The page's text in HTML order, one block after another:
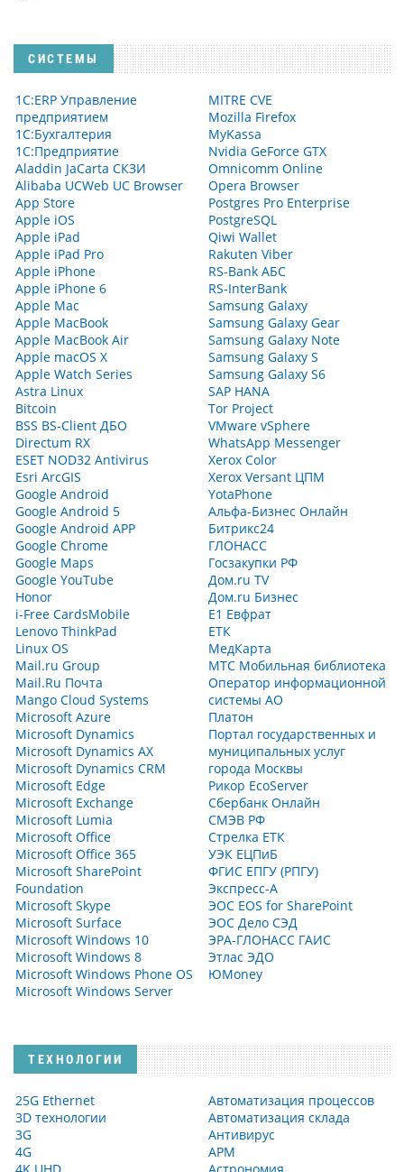
СИСТЕМЫ
1С:ERP Управление
предприятием
1С:Бухгалтерия
1С:Предприятие
Aladdin JaCarta СКЗИ
Alibaba UCWeb UC Browser
App Store
Apple iOS
Apple iPad
Apple iPad Pro
Apple iPhone
Apple iPhone 6
Apple Mac
Apple MacBook
Apple MacBook Air
Apple macOS X
Apple Watch Series
Astra Linux
Bitcoin
BSS BS-Client ДБО
Directum RX
ESET NOD32 Antivirus
Esri ArcGIS
Google Android
Google Android 5
Google Android APP
Google Chrome
Google Maps
Google YouTube
Honor
i-Free CardsMobile
Lenovo ThinkPad
Linux OS
Mail.ru Group
Mail.Ru Почта
Mango Cloud Systems
Microsoft Azure
Microsoft Dynamics
Microsoft Dynamics AX
Microsoft Dynamics CRM
Microsoft Edge
Microsoft Exchange
Microsoft Lumia
Microsoft Office
Microsoft Office 365
Microsoft SharePoint
Foundation
Microsoft Skype
Microsoft Surface
Microsoft Windows 10
Microsoft Windows 8
Microsoft Windows Phone OS
Microsoft Windows Server
MITRE CVE
Mozilla Firefox
MyKassa
Nvidia GeForce GTX
Omnicomm Online
Opera Browser
Postgres Pro Enterprise
PostgreSQL
Qiwi Wallet
Rakuten Viber
RS-Bank АБС
RS-InterBank
Samsung Galaxy
Samsung Galaxy Gear
Samsung Galaxy Note
Samsung Galaxy S
Samsung Galaxy S6
SAP HANA
Tor Project
VMware vSphere
WhatsApp Messenger
Xerox Color
Xerox Versant ЦПМ
YotaPhone
Альфа-Бизнес Онлайн
Битрикс24
ГЛОНАСС
Госзакупки РФ
Дом.ru TV
Дом.ru Бизнес
Е1 Евфрат
ЕТК
МедКарта
МТС Мобильная библиотека
Оператор информационной
системы АО
Платон
Портал государственных и
муниципальных услуг
города Москвы
Рикор EcoServer
Сбербанк Онлайн
СМЭВ РФ
Стрелка ЕТК
УЭК ЕЦПиБ
ФГИС ЕПГУ (РПГУ)
Экспресс-А
ЭОС EOS for SharePoint
ЭОС Дело СЭД
ЭРА-ГЛОНАСС ГАИС
Этлас ЭДО
ЮMoney
ТЕХНОЛОГИИ
25G Ethernet
3D технологии
3G
4G
Автоматизация процессов
Автоматизация склада
Антивирус
АРМ